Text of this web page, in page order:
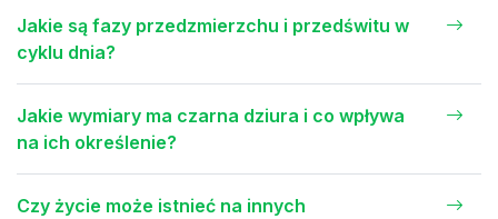
Jakie są fazy przedzmierzchu i przedświtu w
cyklu dnia?
Jakie wymiary ma czarna dziura i co wpływa
na ich określenie?
Czy życie może istnieć na innych